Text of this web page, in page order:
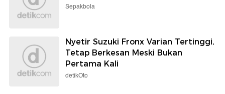
Sepakbola
Nyetir Suzuki Fronx Varian Tertinggi,
Tetap Berkesan Meski Bukan
Pertama Kali
detikOto